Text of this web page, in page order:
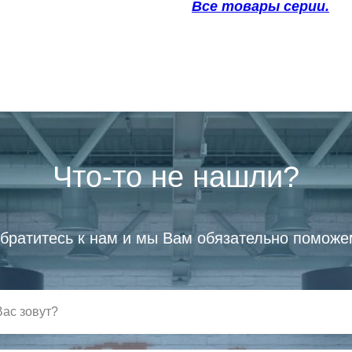
Все товары серии.
Что-то не нашли?
к нам и мы Вам обязательно